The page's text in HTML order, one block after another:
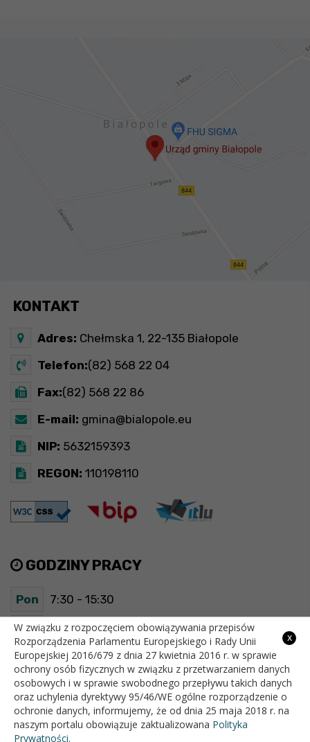
KONTAKT
Adres: Chełmska 1, 22-135 Białopole
Telefon:(82) 568 22 04
Fax:(82) 568 22 86
E-mail: gmina@bialopole.eu
NIP: 5632159393
REGON: 110198110
GODZINY PRACY
Pon 7:30 - 15:30
Wt 7:30 - 15:30
Śr 7:30 - 15:30
Czw 7:30 - 15:30
Pt 7:30 - 15:30
x
W związku z rozpoczęciem obowiązywania przepisów
Rozporządzenia Parlamentu Europejskiego i Rady Unii
Europejskiej 2016/679 z dnia 27 kwietnia 2016 r. w sprawie
ochrony osób fizycznych w związku z przetwarzaniem danych
osobowych i w sprawie swobodnego przepływu takich danych
oraz uchylenia dyrektywy 95/46/WE ogólne rozporządzenie o
ochronie danych, informujemy, że od dnia 25 maja 2018 r. na
naszym portalu obowiązuje zaktualizowana Polityka
Prywatności.